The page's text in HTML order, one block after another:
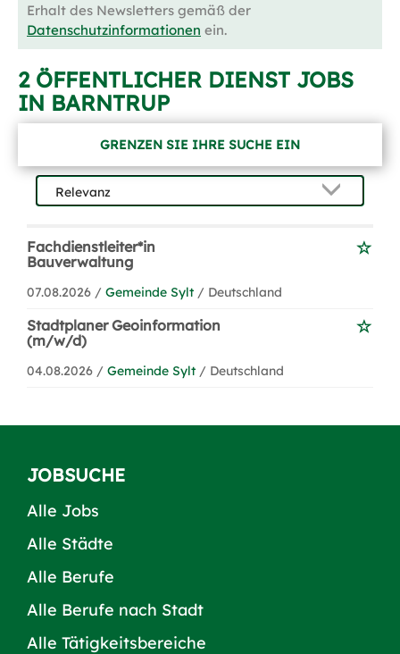
Erhalt des Newsletters gemäß der
Datenschutzinformationen ein.
2 ÖFFENTLICHER DIENST JOBS
IN BARNTRUP
GRENZEN SIE IHRE SUCHE EIN
Fachdienstleiter*in
Bauverwaltung
07.08.2026 / Gemeinde Sylt / Deutschland
Stadtplaner Geoinformation
(m/w/d)
04.08.2026 / Gemeinde Sylt / Deutschland
JOBSUCHE
Alle Jobs
Alle Städte
Alle Berufe
Alle Berufe nach Stadt
Alle Tätigkeitsbereiche